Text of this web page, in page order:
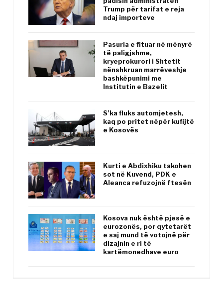
Trump për tarifat e reja
ndaj importeve
Pasuria e fituar në mënyrë
të paligjshme,
kryeprokurori i Shtetit
nënshkruan marrëveshje
bashkëpunimi me
Institutin e Bazelit
S’ka fluks automjetesh,
kaq po pritet nëpër kufijtë
e Kosovës
Kurti e Abdixhiku takohen
sot në Kuvend, PDK e
Aleanca refuzojnë ftesën
Kosova nuk është pjesë e
eurozonës, por qytetarët
e saj mund të votojnë për
dizajnin e ri të
kartëmonedhave euro